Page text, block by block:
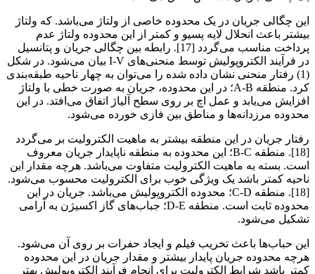
این چگالی جریان در یک محدوده خاصی از ولتاژ می‌باشد. که ولتاژ
بیشتر باعث انحلال لایه پسیو و کمتر از این محدوده ولتاژ عدم
پرداخت مناسب می‌گردد [17]. رابطه بین چگالی جریان و پتانسیل
در فرآیند الکتروپولیش توسط منحنی‌های I-V بیان می‌شود. در شکل
(1) رفتار منحنی نشان داده شده را می‌توان به چهار ناحیه طبقه‌بندی
کرد. منطقه A-B؛ در این محدوده، جریان به صورت خطی با ولتاژ
افزایش می‌یابد و عمل اچ بر روی سطح آلیاژ اتفاق می‌افتد. در این
محدوده مرزدانه‌ها و مناطق بین فازی خورده می‌شود.
رفتار جریان در این منطقه بیشتر به ماهیت الکترولیت بر می‌گردد
[18]. منطقه B-C؛ این محدوده به منطقه ناپایدار جریان معروف
است. بسته به ماهیت الکترولیت متفاوت می‌باشد. هرچه مقدار این
ناحیه کمتر باشد یک ویژگی خوب برای الکترولیت محسوب می‌شود.
[18]. منطقه C-D؛ محدوده الکتروپولیش می‌باشد. جریان در این
محدوده ثابت است. منطقه D-E؛ جباب‌های گاز اکسیژن به آرامی
تشکیل می‌شود.
این حباب‌ها باعث تخریب فیلم و ایجاد حفرات بر روی آن می‌شود.
هرچه محدوده جریان پایدار بیشتر و مقدار جریان در این محدوده
کمتر باشد شرایط الکترولیت برای انجام فرآیند الکتروپولیش بهتر